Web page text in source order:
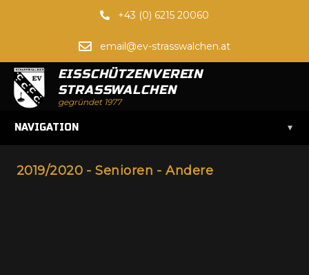
+43 (0) 6215 20060
email@ev-strasswalchen.at
EISSCHÜTZENVEREIN
STRASSWALCHEN
gegründet 1977
NAVIGATION ▾
2019/2020 - Senioren - Andere